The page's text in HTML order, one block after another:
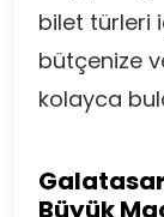
bilet türleri
bütçenize
kolayca
Büyük